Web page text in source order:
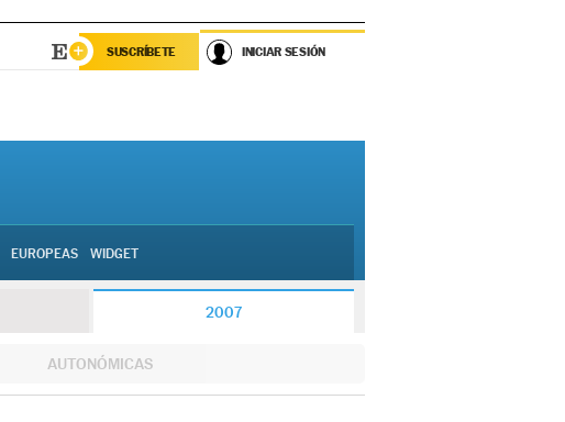
SUSCRÍBETE INICIAR SESIÓN
EUROPEAS WIDGET
2007
AUTONÓMICAS